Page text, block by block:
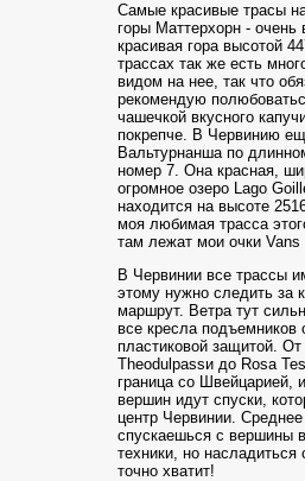
Самые красивые трасы
горы Маттерхорн - очень
красивая гора высотой
трассах так же есть
видом на нее, так что
рекомендую
чашечкой вкусного
покрепче. В Червинию
Вальтурнанша по
номер 7. Она красная,
огромное озеро Lago
находится на высоте
моя любимая трасса
там лежат мои очки
В Червинии все трассы
этому нужно следить за
маршрут. Ветра тут
все кресла подъемников
пластиковой защитой.
Theodulpassи до Rosa
граница со Швейцарией,
вершин идут спуски,
центр Червинии.
спускаешься с вершины
техники, но насладиться
точно хватит!